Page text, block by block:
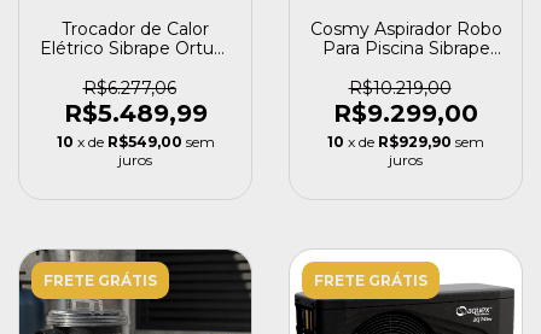
Trocador de Calor
Elétrico Sibrape Ortum
até 17 Mil Litros
R$6.277,06
R$5.489,99
10 x de R$549,00 sem
juros
Cosmy Aspirador Robo
Para Piscina Sibrape
R$10.219,00
R$9.299,00
10 x de R$929,90 sem
juros
FRETE GRÁTIS FRETE GRÁTIS